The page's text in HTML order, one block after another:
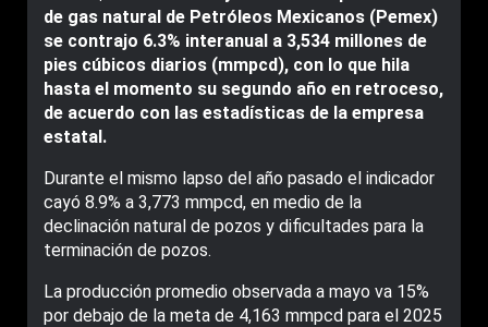
de gas natural de Petróleos Mexicanos (Pemex)
se contrajo 6.3% interanual a 3,534 millones de
pies cúbicos diarios (mmpcd), con lo que hila
hasta el momento su segundo año en retroceso,
de acuerdo con las estadísticas de la empresa
estatal.
Durante el mismo lapso del año pasado el indicador
cayó 8.9% a 3,773 mmpcd, en medio de la
declinación natural de pozos y dificultades para la
terminación de pozos.
La producción promedio observada a mayo va 15%
por debajo de la meta de 4,163 mmpcd para el 2025